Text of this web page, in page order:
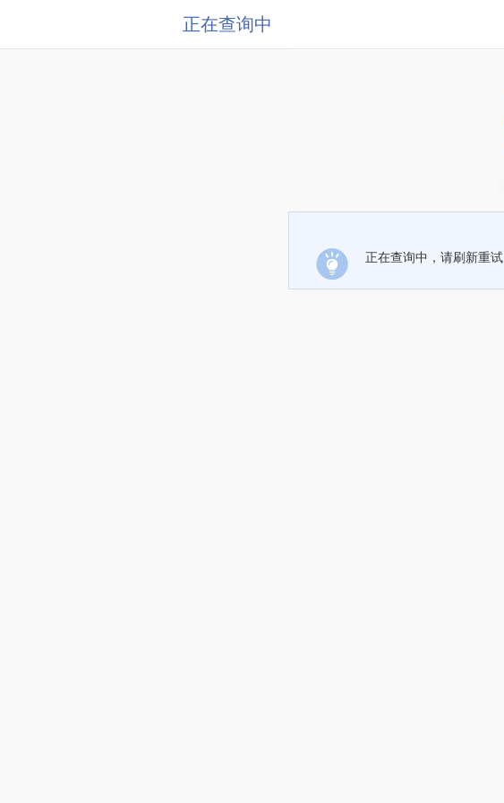
正在查询中
正在查询中，请刷新重试